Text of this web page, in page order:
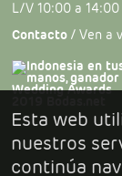
L/V 10:00 a 14:00
Contacto/ Ven a
Esta web
nuestros
continúa